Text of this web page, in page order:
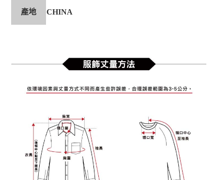
產地 CHINA